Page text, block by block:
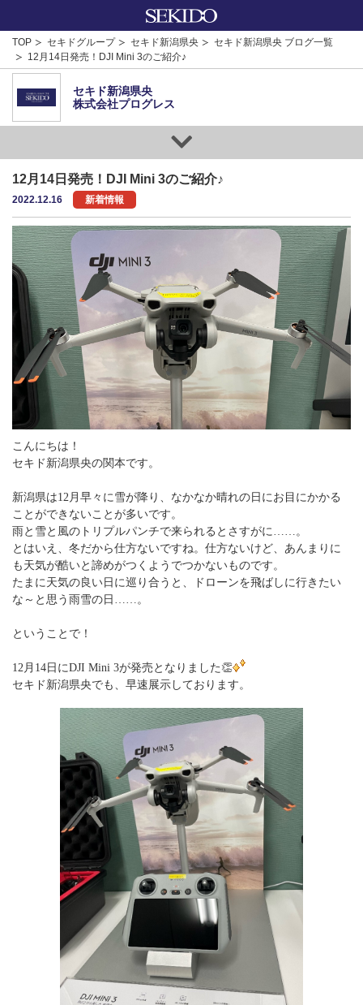
TOP セキドグループ セキド新潟県央
セキド新潟県央 ブログ一覧
12月14日発売！DJI Mini 3のご紹介♪
セキド新潟県央
株式会社プログレス
12月14日発売！DJI Mini 3のご紹介♪
2022.12.16 新着情報
こんにちは！
セキド新潟県央の関本です。
新潟県は12月早々に雪が降り、なかなか晴れの日にお目にかかる
ことができないことが多いです。
雨と雪と風のトリプルパンチで来られるとさすがに……。
とはいえ、冬だから仕方ないですね。仕方ないけど、あんまりに
も天気が酷いと諦めがつくようでつかないものです。
たまに天気の良い日に巡り合うと、ドローンを飛ばしに行きたい
な～と思う雨雪の日……。
ということで！
12月14日にDJI Mini 3が発売となりました 👏
セキド新潟県央でも、早速展示しております。